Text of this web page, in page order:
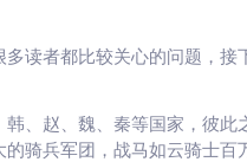
读者都比较关心的问题，
、赵、魏、秦等国家，彼
骑兵军团，战马如云骑士